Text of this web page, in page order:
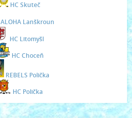
HC Skuteč
ALOHA Lanškroun
HC Litomyšl
HC Choceň
REBELS Polička
HC Polička